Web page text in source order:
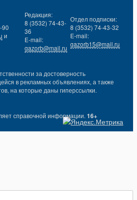
90
и
Редакция:
8 (3532) 74-43-
36
E-mail:
gazorb@mail.ru
Отдел подписки:
8 (3532) 74-43-32
E-mail:
gazorb15@mail.ru
за достоверность
в рекламных объявлениях, а также
на которые даны гиперссылки.
справочной информации. 16+